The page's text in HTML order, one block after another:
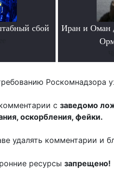
сбой
Иран и Оман
Роскомнадзора
с заведомо
оскорбления, фейки.
удалять комментарии и
ресурсы запрещено!